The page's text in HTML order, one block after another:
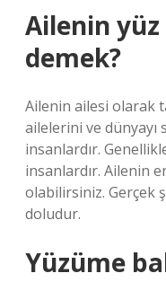
Ailenin yüz
demek?
Ailenin ailesi olarak
ailelerini ve dünyayı
insanlardır.
insanlardır. Ailenin
olabilirsiniz. Gerçek
doludur.
Yüzüme